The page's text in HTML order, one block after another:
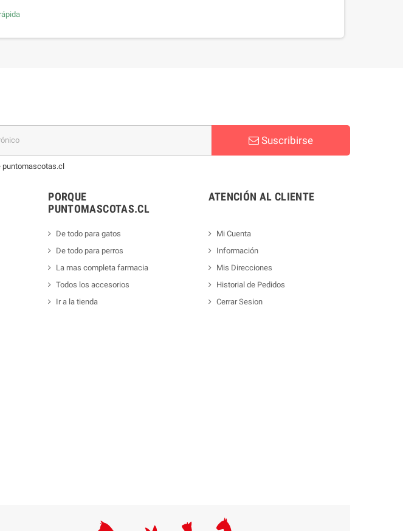
Suscribirse
puntomascotas.cl
PORQUE
PUNTOMASCOTAS.CL
De todo para gatos
De todo para perros
La mas completa farmacia
Todos los accesorios
Ir a la tienda
ATENCIÓN AL CLIENTE
Mi Cuenta
Información
Mis Direcciones
Historial de Pedidos
Cerrar Sesion